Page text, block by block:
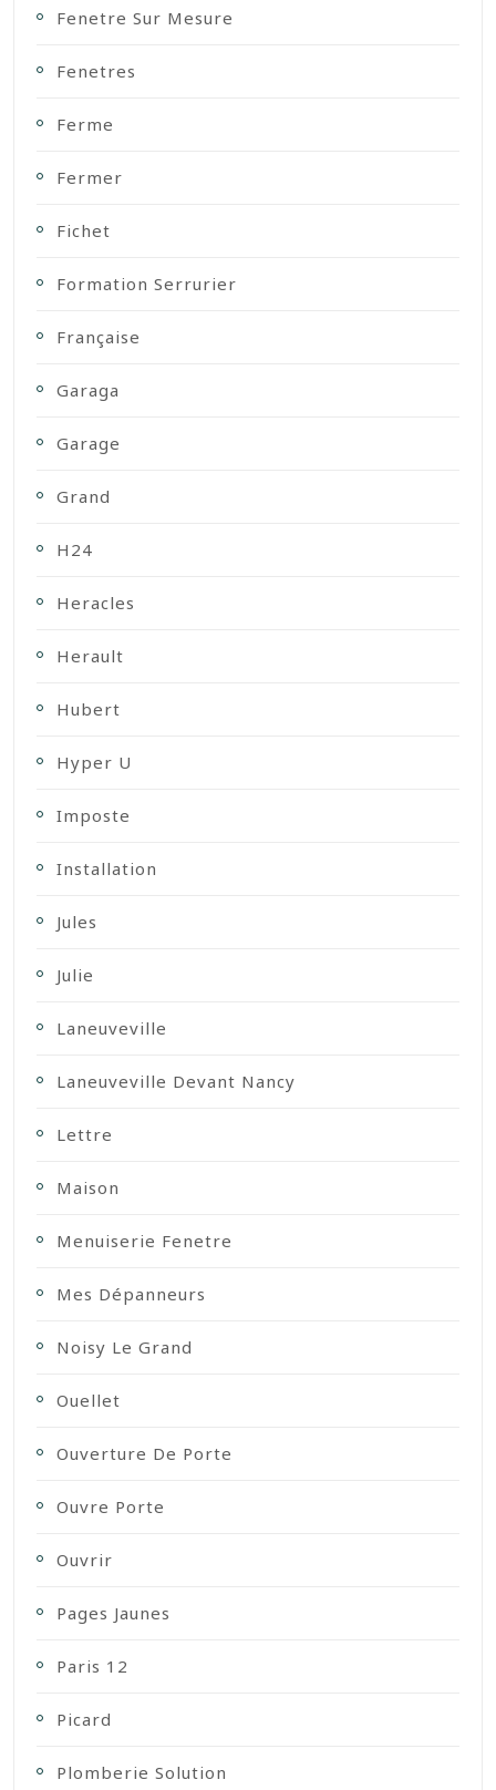
Fenetre Sur Mesure
Fenetres
Ferme
Fermer
Fichet
Formation Serrurier
Française
Garaga
Garage
Grand
H24
Heracles
Herault
Hubert
Hyper U
Imposte
Installation
Jules
Julie
Laneuveville
Laneuveville Devant Nancy
Lettre
Maison
Menuiserie Fenetre
Mes Dépanneurs
Noisy Le Grand
Ouellet
Ouverture De Porte
Ouvre Porte
Ouvrir
Pages Jaunes
Paris 12
Picard
Plomberie Solution